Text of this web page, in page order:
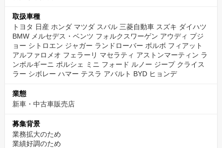
取扱車種
トヨタ 日産 ホンダ マツダ スバル 三菱自動車 スズキ ダイハツ
BMW メルセデス・ベンツ フォルクスワーゲン アウディ プジ
ョー シトロエン ジャガー ランドローバー ボルボ フィアット
アルファロメオ フェラーリ マセラティ アストンマーティン ラ
ンボルギーニ ポルシェ ミニ フォード ルノー ジープ クライス
ラー シボレー ハマー テスラ アバルト BYD ヒョンデ
業態
新車・中古車販売店
募集背景
業務拡大のため
業績好調のため